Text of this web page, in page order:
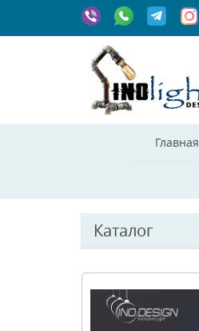
Главная
Каталог